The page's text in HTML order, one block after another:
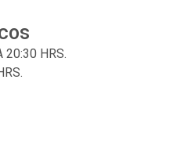
20:30 HRS.